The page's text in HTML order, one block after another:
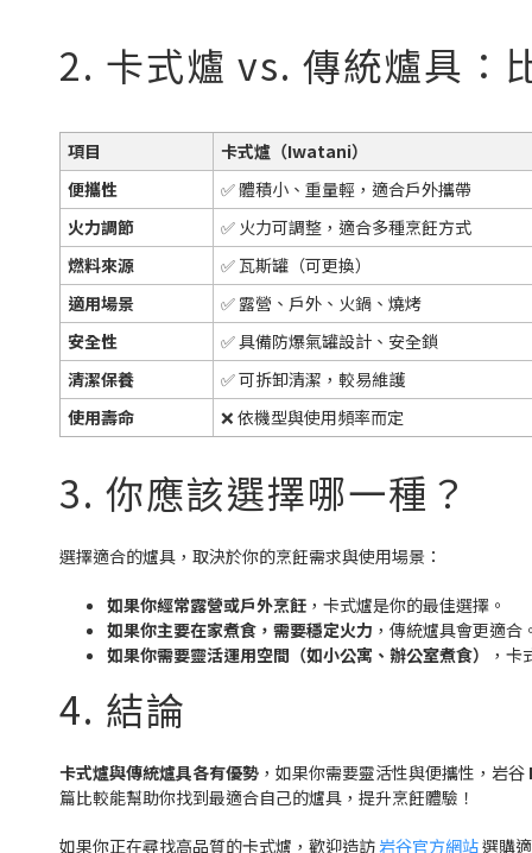
2. 卡式爐 vs. 傳統爐具：
項目
卡式爐（Iwatani）
便攜性
✅ 體積小、重量輕，適合戶外攜帶
火力調節
✅ 火力可調整，適合多種烹飪方式
燃料來源
✅ 瓦斯罐（可更換）
適用場景
✅ 露營、戶外、火鍋、燒烤
安全性
✅ 具備防爆氣罐設計、安全鎖
清潔保養
✅ 可拆卸清潔，較易維護
使用壽命
❌ 依機型與使用頻率而定
3. 你應該選擇哪一種？
選擇適合的爐具，取決於你的烹飪需求與使用場景：
如果你經常露營或戶外烹飪 ，卡式爐是你的最佳選擇。
如果你主要在家煮食，需要穩定火力 ，傳統爐具會更適合
如果你需要靈活運用空間（如小公寓、辦公室煮食）
，
4. 結論
卡式爐與傳統爐具各有優勢 ，如果你需要靈活性與便攜性，岩谷
篇比較能幫助你找到最適合自己的爐具，提升烹飪體驗！
如果你正在尋找高品質的卡式爐，歡迎造訪岩谷官方網站選購